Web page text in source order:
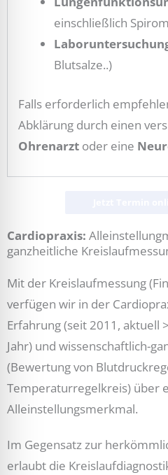
einschließlich
Blutsalze..)
Falls erforderlich
Abklärung durch einen
Ohrenarzt oder eine
Cardiopraxis:
ganzheitliche
Mit der Kreislaufmessung
verfügen wir in der
Erfahrung (seit 2011, aktuell
Jahr) und wissenschaftlich-
(Bewertung von
Temperaturregelkreis) über
Alleinstellungsmerkmal.
Im Gegensatz zur
erlaubt die